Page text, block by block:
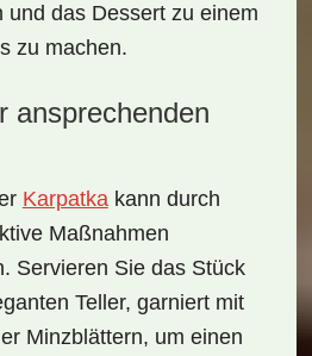
und das Dessert zu einem
zu machen.
ansprechenden
Karpatkakann durch
Maßnahmen
Servieren Sie das Stück
Teller, garniert mit
Minzblättern, um einen